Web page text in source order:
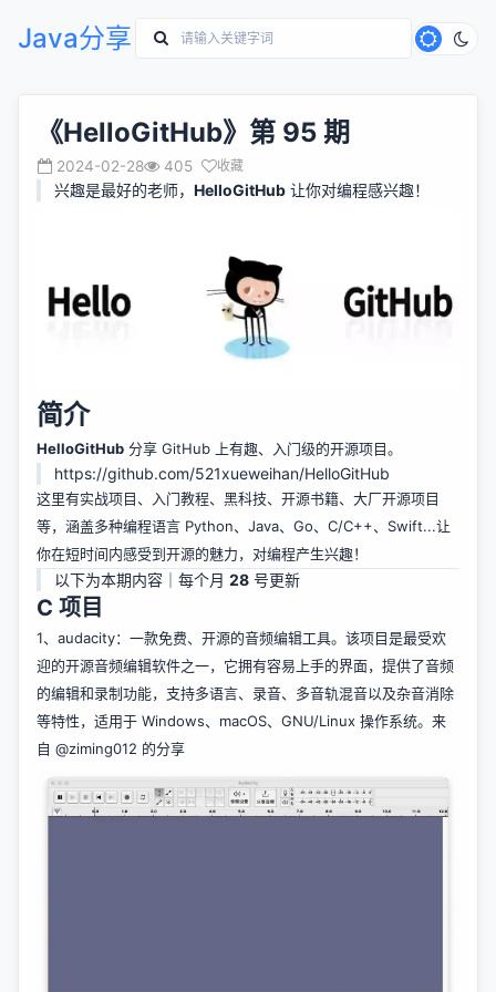
Java分享
《HelloGitHub》第 95 期
2024-02-28 405 收藏
兴趣是最好的老师， HelloGitHub 让你对编程感兴趣！
简介
HelloGitHub 分享 GitHub 上有趣、入门级的开源项目。
https://github.com/521xueweihan/HelloGitHub
这里有实战项目、入门教程、黑科技、开源书籍、大厂开源项目
等，涵盖多种编程语言 Python、Java、Go、C/C++、Swift...让
你在短时间内感受到开源的魅力，对编程产生兴趣！
以下为本期内容｜每个月 28 号更新
C 项目
1、 audacity：一款免费、开源的音频编辑工具。该项目是最受欢
迎的开源音频编辑软件之一，它拥有容易上手的界面，提供了音频
的编辑和录制功能，支持多语言、录音、多音轨混音以及杂音消除
等特性，适用于 Windows、macOS、GNU/Linux 操作系统。来
自 @ziming012 的分享